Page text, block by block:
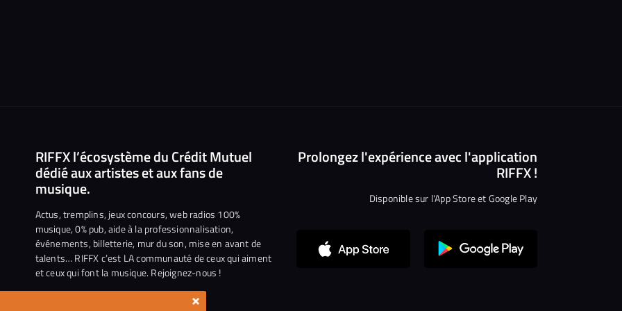
RIFFX l’écosystème du Crédit Mutuel
dédié aux artistes et aux fans de
musique.
Actus, tremplins, jeux concours, web radios 100%
musique, 0% pub, aide à la professionnalisation,
événements, billetterie, mur du son, mise en avant de
talents… RIFFX c’est LA communauté de ceux qui aiment
et ceux qui font la musique. Rejoignez-nous !
Prolongez l'expérience avec l'application
RIFFX !
Disponible sur l'App Store et Google Play
×